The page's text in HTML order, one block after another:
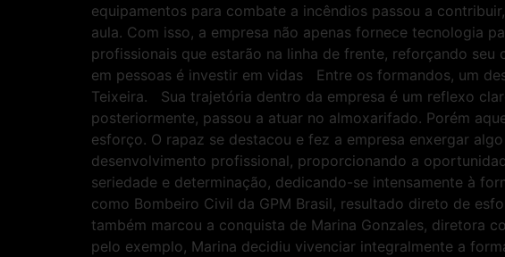
equipamentos para combate a incêndios passou a
aula. Com isso, a empresa não apenas fornece tecnologia
profissionais que estarão na linha de frente, reforçando
em pessoas é investir em vidas Entre os formandos, um
Teixeira. Sua trajetória dentro da empresa é um reflexo
posteriormente, passou a atuar no almoxarifado. Porém
esforço. O rapaz se destacou e fez a empresa enxergar
desenvolvimento profissional, proporcionando a
seriedade e determinação, dedicando-se intensamente à
como Bombeiro Civil da GPM Brasil, resultado direto de
também marcou a conquista de Marina Gonzales, diretora
pelo exemplo, Marina decidiu vivenciar integralmente a